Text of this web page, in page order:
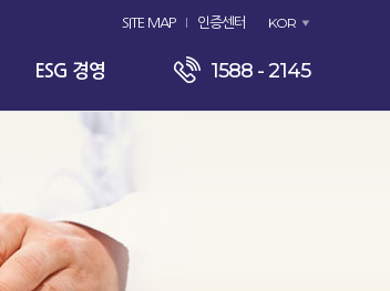
SITE MAP 인증센터 KOR
ESG 경영 1588 - 2145